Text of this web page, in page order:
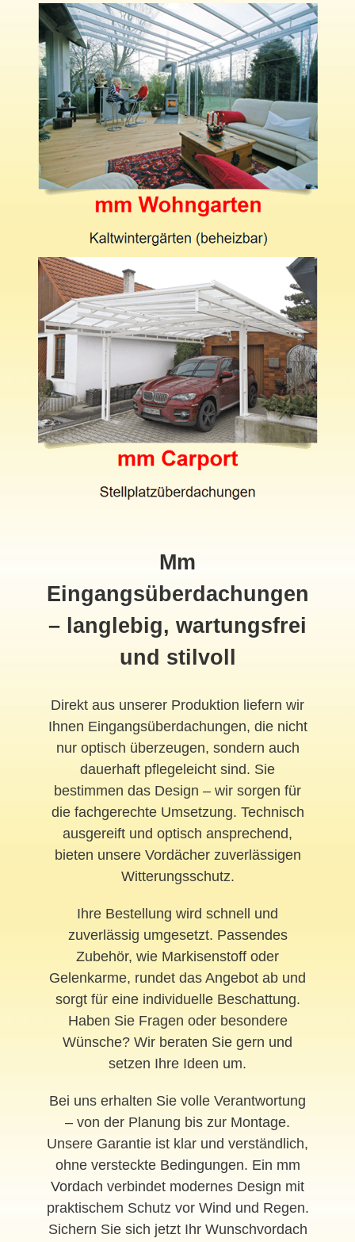
Mm
Eingangsüberdachungen
– langlebig, wartungsfrei
und stilvoll
Direkt aus unserer Produktion liefern wir
Ihnen Eingangsüberdachungen, die nicht
nur optisch überzeugen, sondern auch
dauerhaft pflegeleicht sind. Sie
bestimmen das Design – wir sorgen für
die fachgerechte Umsetzung. Technisch
ausgereift und optisch ansprechend,
bieten unsere Vordächer zuverlässigen
Witterungsschutz.
Ihre Bestellung wird schnell und
zuverlässig umgesetzt. Passendes
Zubehör, wie Markisenstoff oder
Gelenkarme, rundet das Angebot ab und
sorgt für eine individuelle Beschattung.
Haben Sie Fragen oder besondere
Wünsche? Wir beraten Sie gern und
setzen Ihre Ideen um.
Bei uns erhalten Sie volle Verantwortung
– von der Planung bis zur Montage.
Unsere Garantie ist klar und verständlich,
ohne versteckte Bedingungen. Ein mm
Vordach verbindet modernes Design mit
praktischem Schutz vor Wind und Regen.
Sichern Sie sich jetzt Ihr Wunschvordach